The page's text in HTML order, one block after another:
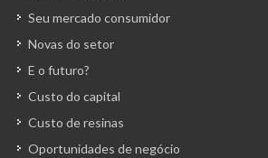
Seu mercado consumidor
Novas do setor
E o futuro?
Custo do capital
Custo de resinas
Oportunidades de negócio